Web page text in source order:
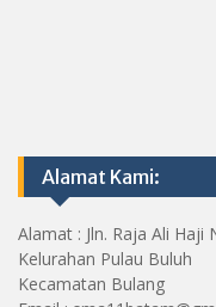
Alamat Kami:
Alamat : Jln. Raja Ali Haji
Kelurahan Pulau Buluh
Kecamatan Bulang